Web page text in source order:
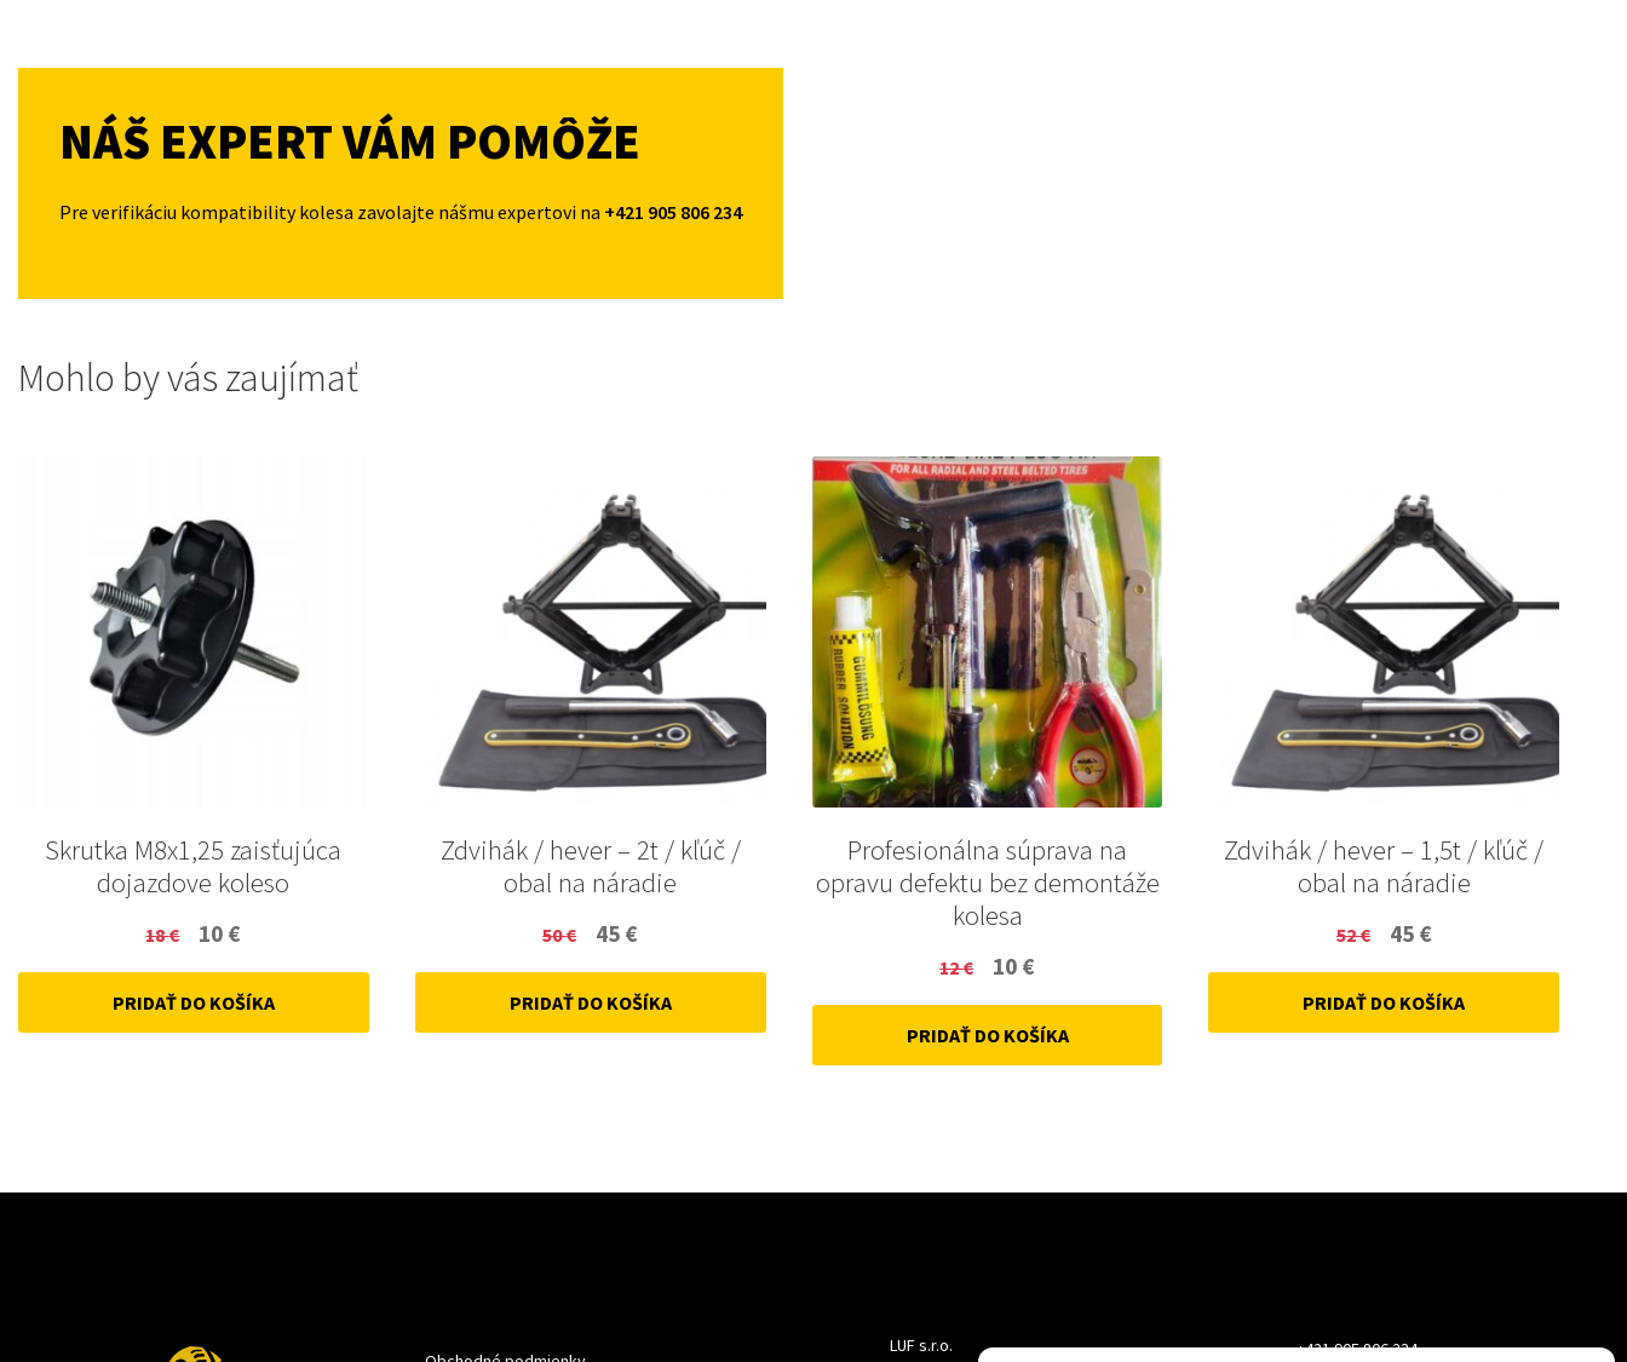
NÁŠ EXPERT VÁM POMÔŽE
Pre verifikáciu kompatibility kolesa zavolajte nášmu expertovi na +421 905 806 234
Mohlo by vás zaujímať
Skrutka M8x1,25 zaisťujúca
dojazdove koleso
18€
Original
price
was:
10 €
price
is:
PRIDAŤ DO KOŠÍKA
Zdvihák / hever – 2t / kľúč /
obal na náradie
50€
Original
price
was:
45 €
price
is:
PRIDAŤ DO KOŠÍKA
Profesionálna súprava na
opravu defektu bez demontáže
kolesa
12€
Original
price
was:
10 €Current
price
is:
PRIDAŤ DO KOŠÍKA
Zdvihák / hever – 1,5t / kľúč /
obal na náradie
52€
Original
price
was:
45 €Current
price
is:
PRIDAŤ DO KOŠÍKA
LUF s.r.o. +421 905 806 234